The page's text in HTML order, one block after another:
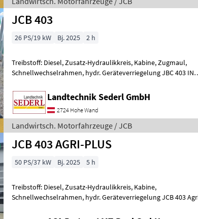
JCB 403
26 PS/19 kW Bj. 2025 2 h
Treibstoff: Diesel, Zusatz-Hydraulikkreis, Kabine, Zugmaul,
Schnellwechselrahmen, hydr. Geräteverriegelung JBC 403 IN
Landtechnik Sederl GmbH
2724 Hohe Wand
Landwirtsch. Motorfahrzeuge / JCB
JCB 403 AGRI-PLUS
50 PS/37 kW Bj. 2025 5 h
Treibstoff: Diesel, Zusatz-Hydraulikkreis, Kabine,
Schnellwechselrahmen, hydr. Geräteverriegelung JCB 403